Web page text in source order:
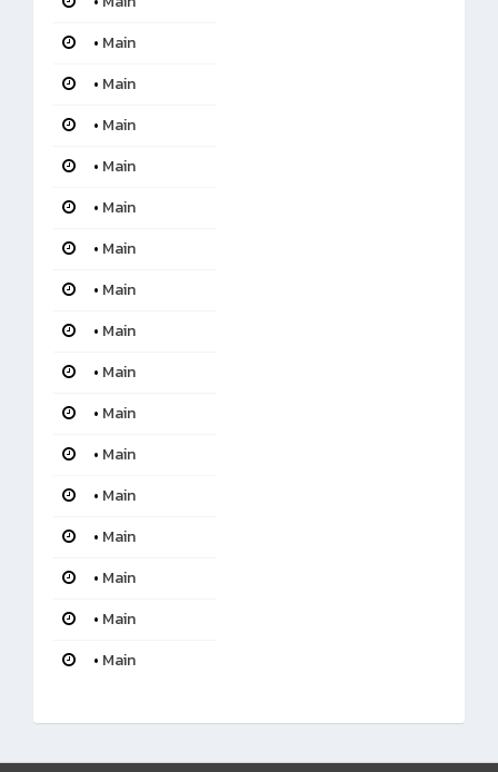
• Main
• Main
• Main
• Main
• Main
• Main
• Main
• Main
• Main
• Main
• Main
• Main
• Main
• Main
• Main
• Main